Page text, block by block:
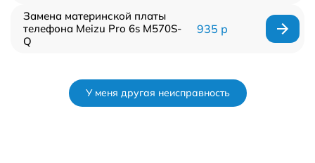
Замена материнской платы
телефона Meizu Pro 6s M570S-
Q
935 р
У меня другая неисправность